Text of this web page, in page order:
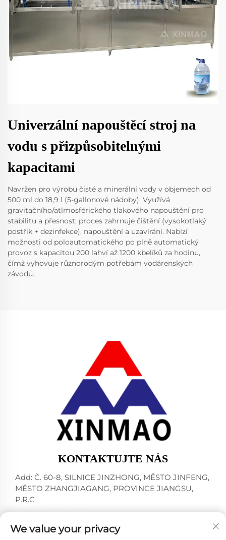
Univerzální napouštěcí stroj na
vodu s přizpůsobitelnými
kapacitami
Navržen pro výrobu čisté a minerální vody v objemech od
500 ml do 18,9 l (5-gallonové nádoby). Využívá
gravitačního/atlmosférického tlakového napouštění pro
stabilitu a přesnost; proces zahrnuje čištění (vysokotlaký
postřik + dezinfekce), napouštění a uzavírání. Nabízí
možnosti od poloautomatického po plně automatický
provoz s kapacitou 200 lahví až 1200 kbelíků za hodinu,
čímž vyhovuje různorodým potřebám vodárenských
závodů.
KONTAKTUJTE NÁS
Add: Č. 60-8, SILNICE JINZHONG, MĚSTO JINFENG,
MĚSTO ZHANGJIAGANG, PROVINCE JIANGSU,
P.R.C
Tel:+86-18952445692
E-mail: [email protected]
We value your privacy